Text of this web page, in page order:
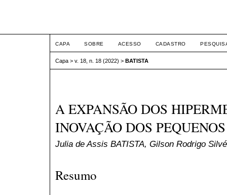
CAPA SOBRE ACESSO CADASTRO
Capa > v. 18, n. 18 (2022) > BATISTA
A EXPANSÃO DOS
INOVAÇÃO DOS
Julia de Assis BATISTA, Gilson Rodrigo
Resumo